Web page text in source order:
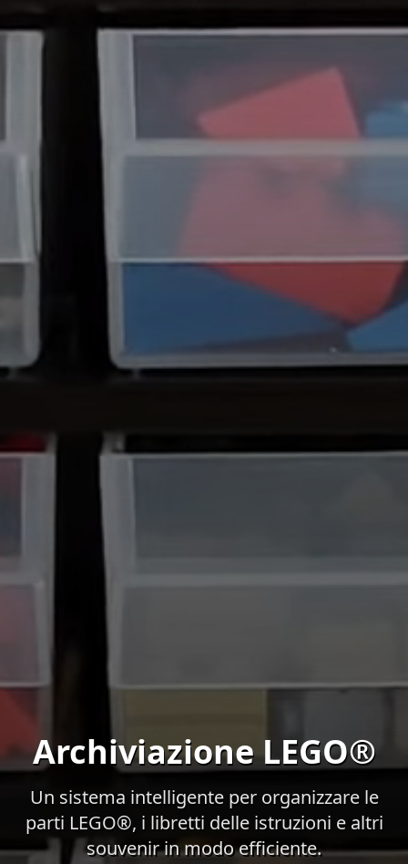
Archiviazione LEGO®
Un sistema intelligente per organizzare le
parti LEGO®, i libretti delle istruzioni e altri
souvenir in modo efficiente.